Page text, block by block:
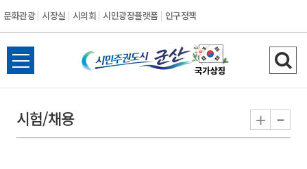
문화관광 시장실 시의회 시민광장플랫폼 인구정책
시
민
전
체
뉴
열
검
색
기
시험/채용 + -